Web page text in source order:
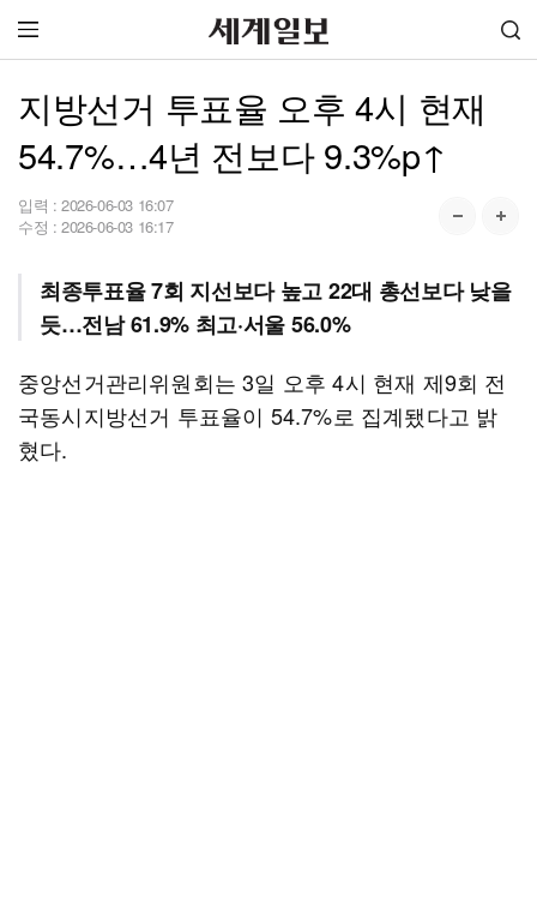
지방선거 투표율 오후 4시 현재
54.7%…4년 전보다 9.3%p↑
입력 : 2026-06-03 16:07
수정 : 2026-06-03 16:17
최종투표율 7회 지선보다 높고 22대 총선보다 낮을
듯…전남 61.9% 최고·서울 56.0%
중앙선거관리위원회는 3일 오후 4시 현재 제9회 전
국동시지방선거 투표율이 54.7%로 집계됐다고 밝
혔다.